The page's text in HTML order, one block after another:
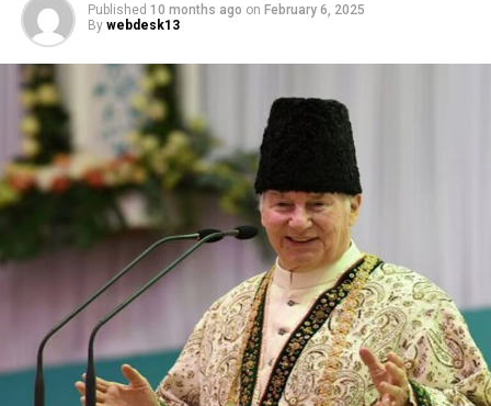
Published 10 months ago on February 6, 2025
By webdesk13